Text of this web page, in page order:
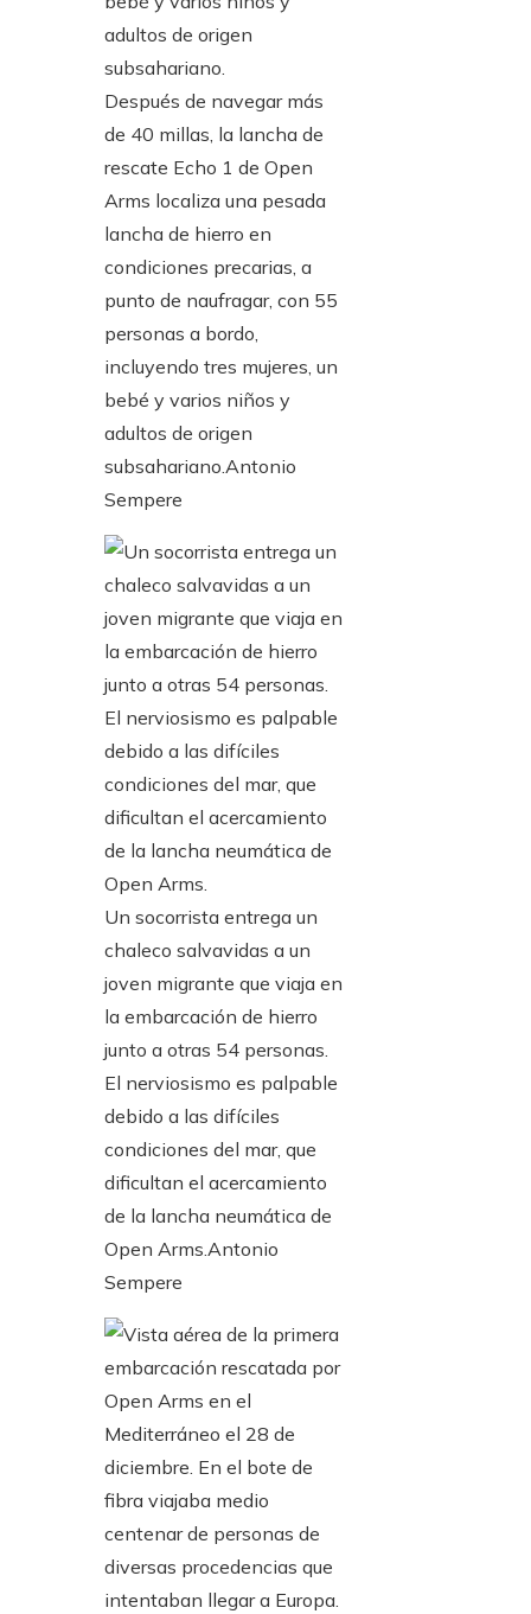
Después de navegar más
de 40 millas, la lancha de
rescate Echo 1 de Open
Arms localiza una pesada
lancha de hierro en
condiciones precarias, a
punto de naufragar, con 55
personas a bordo,
incluyendo tres mujeres, un
bebé y varios niños y
adultos de origen
subsahariano.Antonio
Sempere
Un socorrista entrega un
chaleco salvavidas a un
joven migrante que viaja en
la embarcación de hierro
junto a otras 54 personas.
El nerviosismo es palpable
debido a las difíciles
condiciones del mar, que
dificultan el acercamiento
de la lancha neumática de
Open Arms.Antonio
Sempere